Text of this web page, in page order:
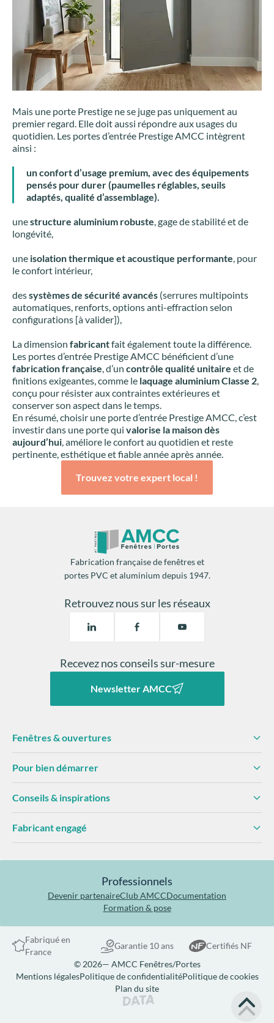
Mais une porte Prestige ne se juge pas uniquement au
premier regard. Elle doit aussi répondre aux usages du
quotidien. Les portes d’entrée Prestige AMCC intègrent
ainsi :
unconfort d’usage premium, avec des équipements
pensés pour durer (paumelles réglables, seuils
adaptés, qualité d’assemblage).
unestructure aluminium robuste, gage de stabilité et de
longévité,
une isolation thermique et acoustique performante, pour
le confort intérieur,
dessystèmes de sécurité avancés (serrures multipoints
automatiques, renforts, options anti-effraction selon
configurations [à valider]),
La dimension fabricantfait également toute la différence.
Les portes d’entrée Prestige AMCC bénéficient d’une
fabrication française, d’un contrôle qualité unitaire et de
finitions exigeantes, comme le laquage aluminium Classe 2,
conçu pour résister aux contraintes extérieures et
conserver son aspect dans le temps.
En résumé, choisir une porte d’entrée Prestige AMCC, c’est
investir dans une porte qui valorise la maison dès
aujourd’hui, améliore le confort au quotidien et reste
pertinente, esthétique et fiable année après année.
Trouvez votre expert local !
Fabrication française de fenêtres et
portes PVC et aluminium depuis 1947.
Retrouvez nous sur les réseaux
Recevez nos conseils sur-mesure
Newsletter AMCC
Fenêtres & ouvertures
Pour bien démarrer
Conseils & inspirations
Fabricant engagé
Professionnels
Devenir partenaireClub AMCCDocumentation
Formation & pose
Fabriqué en
France
Garantie 10 ans
Certifiés NF
© 2026— AMCC Fenêtres/Portes
Mentions légalesPolitique de confidentialitéPolitique de cookies
Plan du site
Site réalisé par Data Projekt